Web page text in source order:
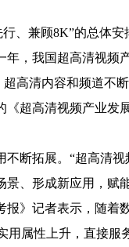
兼顾8K”的总体安
，我国超高清视频
高清内容和频道不
高清视频产业发
拓展。“超高清视
、形成新应用，赋
记者表示，随着
用属性上升，直接